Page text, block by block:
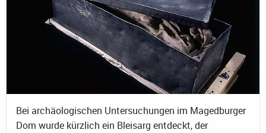
Bei archäologischen Untersuchungen im Magedburger
Dom wurde kürzlich ein Bleisarg entdeckt, der